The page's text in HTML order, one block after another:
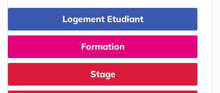
Logement Etudiant
Formation
Stage